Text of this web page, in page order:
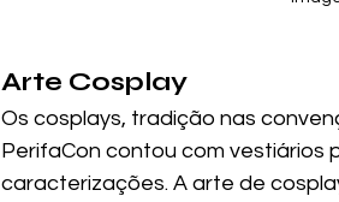
Arte Cosplay
Os cosplays, tradição nas
PerifaCon contou com vestiários
caracterizações. A arte de